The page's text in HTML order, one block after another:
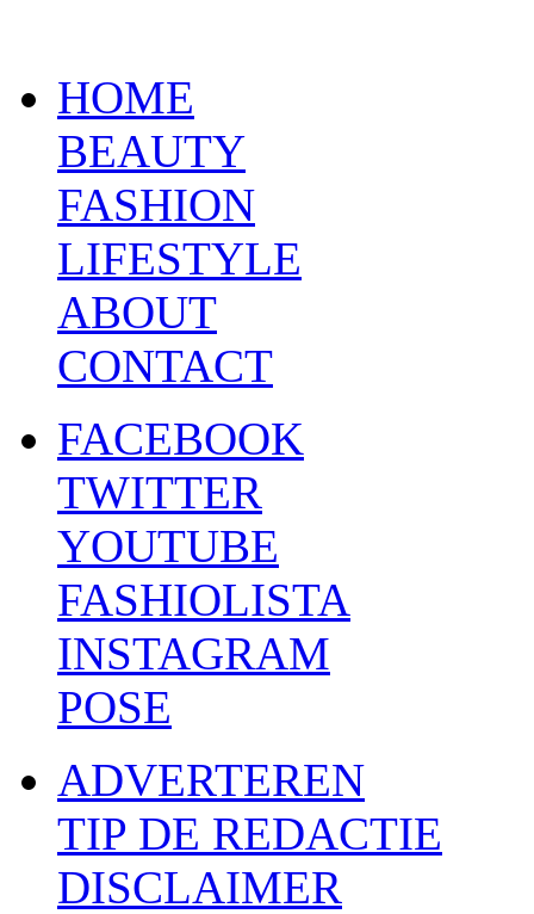
HOME
BEAUTY
FASHION
LIFESTYLE
ABOUT
CONTACT
FACEBOOK
TWITTER
YOUTUBE
FASHIOLISTA
INSTAGRAM
POSE
ADVERTEREN
TIP DE REDACTIE
DISCLAIMER